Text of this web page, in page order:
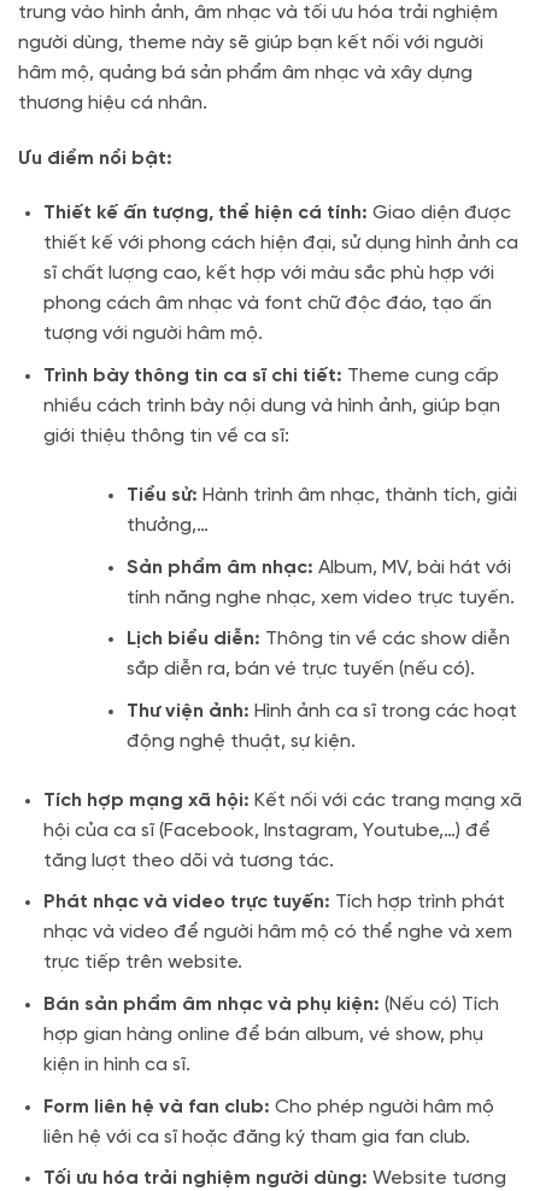
trung vào hình ảnh, âm nhạc và tối ưu hóa trải nghiệm
người dùng, theme này sẽ giúp bạn kết nối với người
hâm mộ, quảng bá sản phẩm âm nhạc và xây dựng
thương hiệu cá nhân.
Ưu điểm nổi bật:
Thiết kế ấn tượng, thể hiện cá tính: Giao diện được
thiết kế với phong cách hiện đại, sử dụng hình ảnh ca
sĩ chất lượng cao, kết hợp với màu sắc phù hợp với
phong cách âm nhạc và font chữ độc đáo, tạo ấn
tượng với người hâm mộ.
Trình bày thông tin ca sĩ chi tiết: Theme cung cấp
nhiều cách trình bày nội dung và hình ảnh, giúp bạn
giới thiệu thông tin về ca sĩ:
Tiểu sử: Hành trình âm nhạc, thành tích, giải
thưởng,…
Sản phẩm âm nhạc: Album, MV, bài hát với
tính năng nghe nhạc, xem video trực tuyến.
Lịch biểu diễn: Thông tin về các show diễn
sắp diễn ra, bán vé trực tuyến (nếu có).
Thư viện ảnh: Hình ảnh ca sĩ trong các hoạt
động nghệ thuật, sự kiện.
Tích hợp mạng xã hội: Kết nối với các trang mạng xã
hội của ca sĩ (Facebook, Instagram, Youtube,…) để
tăng lượt theo dõi và tương tác.
Phát nhạc và video trực tuyến: Tích hợp trình phát
nhạc và video để người hâm mộ có thể nghe và xem
trực tiếp trên website.
Bán sản phẩm âm nhạc và phụ kiện: (Nếu có) Tích
hợp gian hàng online để bán album, vé show, phụ
kiện in hình ca sĩ.
Form liên hệ và fan club: Cho phép người hâm mộ
liên hệ với ca sĩ hoặc đăng ký tham gia fan club.
Tối ưu hóa trải nghiệm người dùng: Website tương